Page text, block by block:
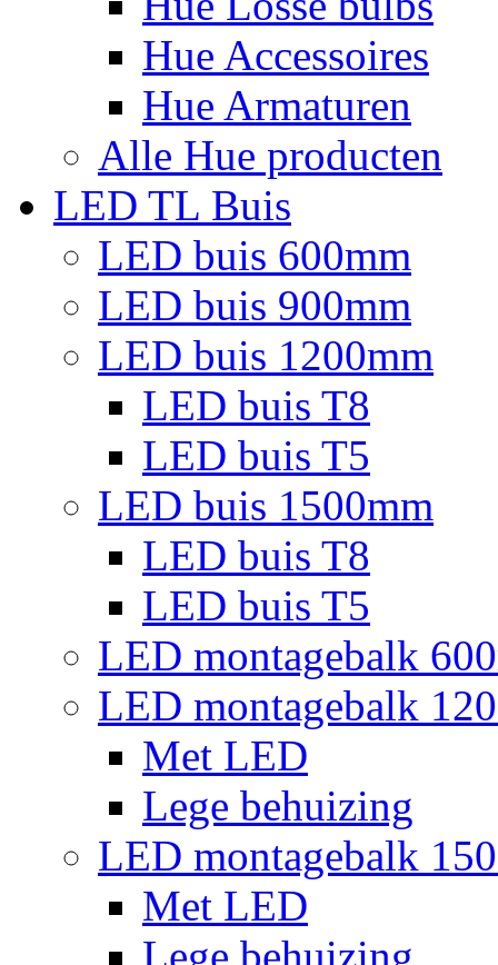
Hue Accessoires
Hue Armaturen
Alle Hue producten
LED TL Buis
LED buis 600mm
LED buis 900mm
LED buis 1200mm
LED buis T8
LED buis T5
LED buis 1500mm
LED buis T8
LED buis T5
LED montagebalk
LED montagebalk
Met LED
Lege behuizing
LED montagebalk
Met LED
Lege behuizing